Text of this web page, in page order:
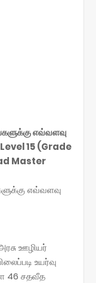
எவ்வளவு
15 (Grade
Master
எவ்வளவு
ஊழியர்
உயர்வு
46 சதவீத